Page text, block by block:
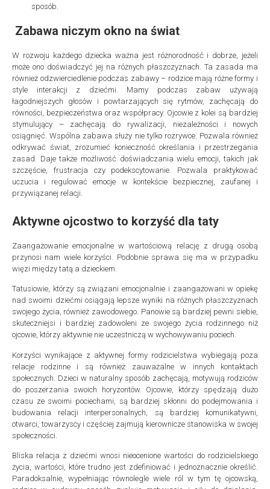
sposób.
Zabawa niczym okno na świat
W rozwoju każdego dziecka ważna jest różnorodność i dobrze, jeżeli
może ono doświadczyć jej na różnych płaszczyznach. Ta zasada ma
również odzwierciedlenie podczas zabawy – rodzice mają różne formy i
style interakcji z dziećmi. Mamy podczas zabaw używają
łagodniejszych głosów i powtarzających się rytmów, zachęcają do
równości, bezpieczeństwa oraz współpracy. Ojcowie z kolei są bardziej
stymulujący – zachęcają do rywalizacji, niezależności i nowych
osiągnięć. Wspólna zabawa służy nie tylko rozrywce. Pozwala również
odkrywać świat, zrozumieć konieczność określania i przestrzegania
zasad. Daje także możliwość doświadczania wielu emocji, takich jak
szczęście, frustracja czy podekscytowanie. Pozwala praktykować
uczucia i regulować emocje w kontekście bezpiecznej, zaufanej i
przywiązanej relacji.
Aktywne ojcostwo to korzyść dla taty
Zaangażowanie emocjonalne w wartościową relację z drugą osobą
przynosi nam wiele korzyści. Podobnie sprawa się ma w przypadku
więzi między tatą a dzieckiem.
Tatusiowie, którzy są związani emocjonalnie i zaangażowani w opiekę
nad swoimi dziećmi osiągają lepsze wyniki na różnych płaszczyznach
swojego życia, również zawodowego. Panowie są bardziej pewni siebie,
skuteczniejsi i bardziej zadowoleni ze swojego życia rodzinnego niż
ojcowie, którzy aktywnie nie uczestniczą w wychowywaniu pociech.
Korzyści wynikające z aktywnej formy rodzicielstwa wybiegają poza
relacje rodzinne i są również zauważalne w innych kontaktach
społecznych. Dzieci w naturalny sposób zachęcają, motywują rodziców
do poszerzania swoich horyzontów. Ojcowie, którzy spędzają dużo
czasu ze swoimi pociechami, są bardziej skłonni do podejmowania i
budowania relacji interpersonalnych, są bardziej komunikatywni,
otwarci, towarzyscy i częściej zajmują kierownicze stanowiska w swojej
społeczności.
Bliska relacja z dziećmi wnosi nieocenione wartości do rodzicielskiego
życia, wartości, które trudno jest zdefiniować i jednoznacznie określić.
Paradoksalnie, wypełniając równolegle wiele ról w tym tę ojcowską,